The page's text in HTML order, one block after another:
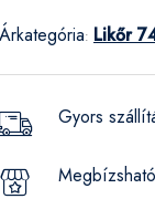
Árkategória: Likőr
Gyors